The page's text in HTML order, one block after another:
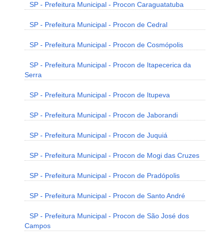
SP - Prefeitura Municipal - Procon Caraguatatuba
SP - Prefeitura Municipal - Procon de Cedral
SP - Prefeitura Municipal - Procon de Cosmópolis
SP - Prefeitura Municipal - Procon de Itapecerica da
Serra
SP - Prefeitura Municipal - Procon de Itupeva
SP - Prefeitura Municipal - Procon de Jaborandi
SP - Prefeitura Municipal - Procon de Juquiá
SP - Prefeitura Municipal - Procon de Mogi das Cruzes
SP - Prefeitura Municipal - Procon de Pradópolis
SP - Prefeitura Municipal - Procon de Santo André
SP - Prefeitura Municipal - Procon de São José dos
Campos